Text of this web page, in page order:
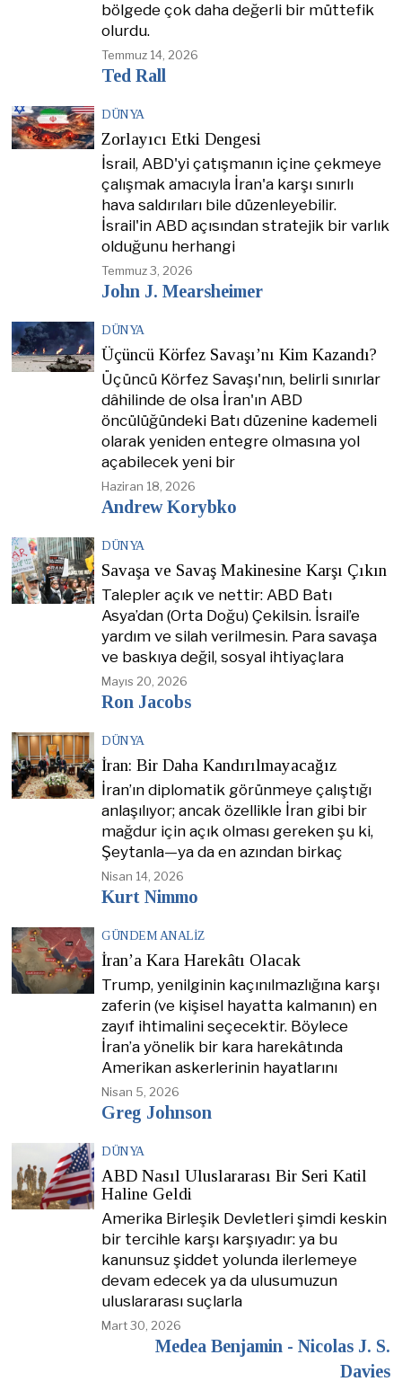
bölgede çok daha değerli bir müttefik
olurdu.
Temmuz 14, 2026
Ted Rall
DÜNYA
Zorlayıcı Etki Dengesi
İsrail, ABD'yi çatışmanın içine çekmeye
çalışmak amacıyla İran'a karşı sınırlı
hava saldırıları bile düzenleyebilir.
İsrail'in ABD açısından stratejik bir varlık
olduğunu herhangi
Temmuz 3, 2026
John J. Mearsheimer
DÜNYA
Üçüncü Körfez Savaşı’nı Kim Kazandı?
Üçüncü Körfez Savaşı'nın, belirli sınırlar
dâhilinde de olsa İran'ın ABD
öncülüğündeki Batı düzenine kademeli
olarak yeniden entegre olmasına yol
açabilecek yeni bir
Haziran 18, 2026
Andrew Korybko
DÜNYA
Savaşa ve Savaş Makinesine Karşı Çıkın
Talepler açık ve nettir: ABD Batı
Asya’dan (Orta Doğu) Çekilsin. İsrail’e
yardım ve silah verilmesin. Para savaşa
ve baskıya değil, sosyal ihtiyaçlara
Mayıs 20, 2026
Ron Jacobs
DÜNYA
İran: Bir Daha Kandırılmayacağız
İran’ın diplomatik görünmeye çalıştığı
anlaşılıyor; ancak özellikle İran gibi bir
mağdur için açık olması gereken şu ki,
Şeytanla—ya da en azından birkaç
Nisan 14, 2026
Kurt Nimmo
GÜNDEM ANALIZ
İran’a Kara Harekâtı Olacak
Trump, yenilginin kaçınılmazlığına karşı
zaferin (ve kişisel hayatta kalmanın) en
zayıf ihtimalini seçecektir. Böylece
İran’a yönelik bir kara harekâtında
Amerikan askerlerinin hayatlarını
Nisan 5, 2026
Greg Johnson
DÜNYA
ABD Nasıl Uluslararası Bir Seri Katil
Haline Geldi
Amerika Birleşik Devletleri şimdi keskin
bir tercihle karşı karşıyadır: ya bu
kanunsuz şiddet yolunda ilerlemeye
devam edecek ya da ulusumuzun
uluslararası suçlarla
Mart 30, 2026
Medea Benjamin - Nicolas J. S.
Davies